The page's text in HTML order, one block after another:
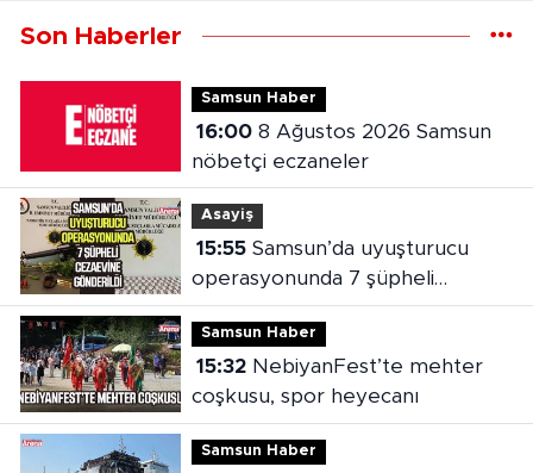
Son Haberler
Samsun Haber
16:008 Ağustos 2026 Samsun
nöbetçi eczaneler
Asayiş
15:55Samsun’da uyuşturucu
operasyonunda 7 şüpheli
cezaevine gönderildi
Samsun Haber
15:32NebiyanFest’te mehter
coşkusu, spor heyecanı
Samsun Haber